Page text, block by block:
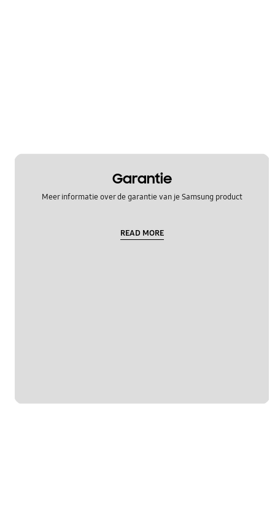
Garantie
Meer informatie over de garantie van je Samsung product
READ MORE